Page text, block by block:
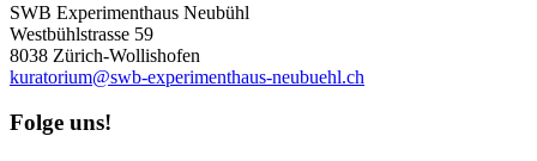
SWB Experimenthaus Neubühl
Westbühlstrasse 59
8038 Zürich-Wollishofen
kuratorium@swb-experimenthaus-neubuehl.ch
Folge uns!